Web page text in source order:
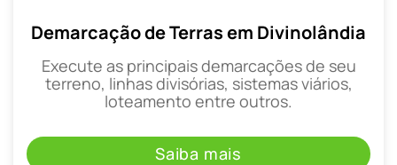
Demarcação de Terras em Divinolândia
Execute as principais demarcações de seu
terreno, linhas divisórias, sistemas viários,
loteamento entre outros.
Saiba mais